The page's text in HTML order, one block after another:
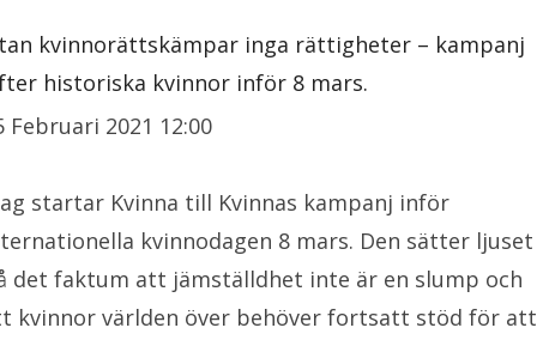
kvinnorättskämpar inga rättigheter – kampanj
historiska kvinnor inför 8 mars.
Februari 2021 12:00
startar Kvinna till Kvinnas kampanj inför
kvinnodagen 8 mars. Den sätter ljuset
det faktum att jämställdhet inte är en slump och
kvinnor världen över behöver fortsatt stöd för att